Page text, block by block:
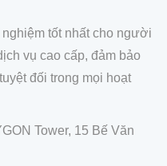
tốt nhất cho người
vụ cao cấp, đảm bảo
đối trong mọi hoạt
Tower, 15 Bế Văn